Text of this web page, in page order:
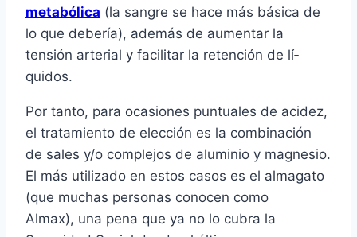
metabólica (la sangre se hace más básica de
lo que deberí­a), además de aumentar la
tensión arterial y facilitar la retención de lí­
quidos.
Por tanto, para ocasiones puntuales de acidez,
el tratamiento de elección es la combinación
de sales y/o complejos de aluminio y magnesio.
El más utilizado en estos casos es el almagato
(que muchas personas conocen como
Almax), una pena que ya no lo cubra la